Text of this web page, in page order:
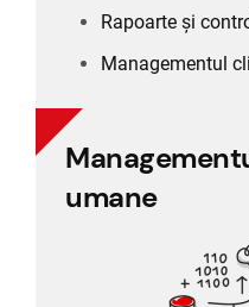
Rapoarte și
Managementul
umane